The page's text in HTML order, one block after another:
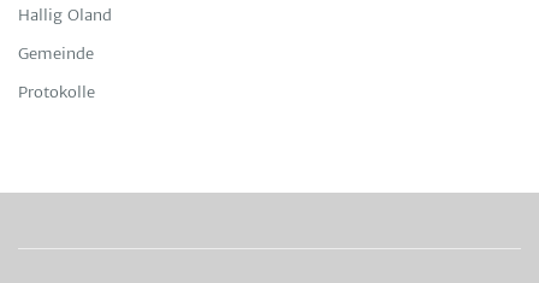
Hallig Oland
Gemeinde
Protokolle